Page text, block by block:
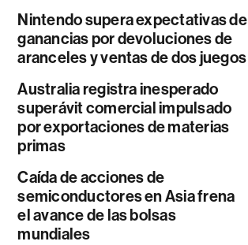
Nintendo supera expectativas de
ganancias por devoluciones de
aranceles y ventas de dos juegos
Australia registra inesperado
superávit comercial impulsado
por exportaciones de materias
primas
Caída de acciones de
semiconductores en Asia frena
el avance de las bolsas
mundiales